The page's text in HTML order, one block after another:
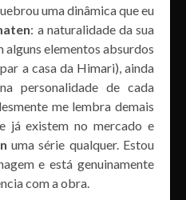
uma dinâmica que eu
: a naturalidade da sua
alguns elementos absurdos
a casa da Himari), ainda
personalidade de cada
me lembra demais
já existem no mercado e
uma série qualquer. Estou
e está genuinamente
com a obra.